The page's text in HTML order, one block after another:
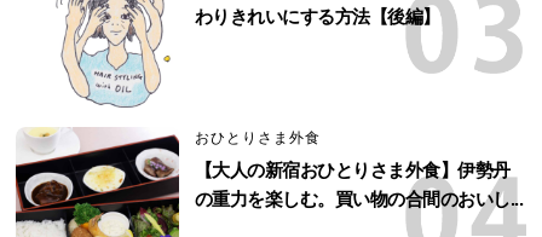
わりきれいにする方法【後編】
おひとりさま外食
【大人の新宿おひとりさま外食】伊勢丹
の重力を楽しむ。買い物の合間のおいし...